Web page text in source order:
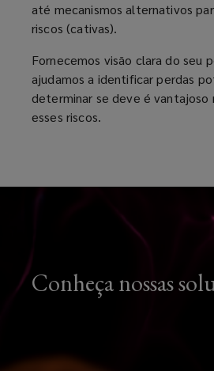
até mecanismos alternativos
riscos (cativas).
Fornecemos visão clara do seu
ajudamos a identificar perdas
determinar se deve é
esses riscos.
Conheça nossas